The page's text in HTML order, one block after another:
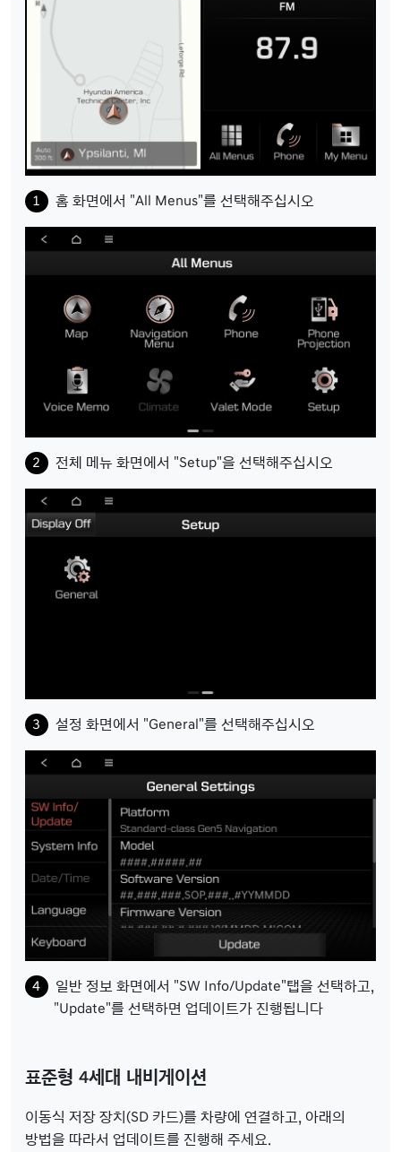
홈 화면에서 "All Menus"를 선택해주십시오
전체 메뉴 화면에서 "Setup"을 선택해주십시오
설정 화면에서 "General"를 선택해주십시오
일반 정보 화면에서 "SW Info/Update"탭을 선택하고,
"Update"를 선택하면 업데이트가 진행됩니다
표준형 4세대 내비게이션
이동식 저장 장치(SD 카드)를 차량에 연결하고, 아래의
방법을 따라서 업데이트를 진행해 주세요.